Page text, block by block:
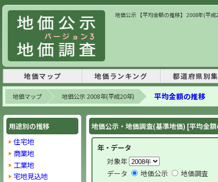
地価公示 【平均金額の推移】 2008年(平
地価マップ 地価ランキング 都道府県別
地価マップ 地価公示 2008年(平成20年) 平均金額の推移
地価公示・地価調査(基準地価) [平均金
年・データ
対象年
データ
地価公示 地価調査
用途別の推移
住宅地
商業地
工業地
宅地見込地